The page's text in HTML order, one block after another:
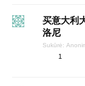
买意大利
洛尼
Sukūrė:
1